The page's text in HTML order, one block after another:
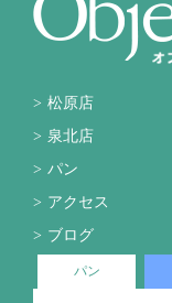
松原店
泉北店
パン
アクセス
ブログ
パン